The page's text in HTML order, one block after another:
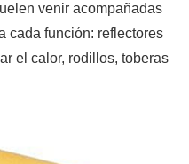
venir acompañadas
cada función: reflectores
el calor, rodillos, toberas